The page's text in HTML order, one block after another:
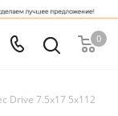
0
Drive 7.5x17 5x112